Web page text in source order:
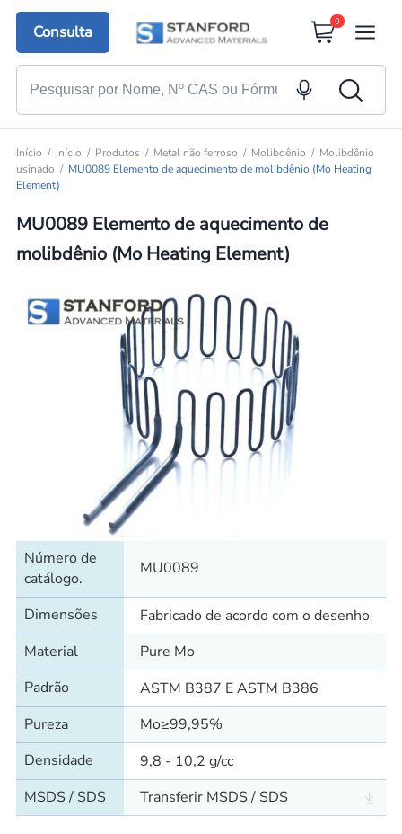
Consulta
0
Início Início Produtos Metal não ferroso Molibdênio
Molibdênio
usinado
MU0089 Elemento de aquecimento de molibdênio (Mo Heating
Element)
MU0089 Elemento de aquecimento de
molibdênio (Mo Heating Element)
Número de
catálogo.
MU0089
Dimensões
Fabricado de acordo com o desenho
Material
Pure Mo
Padrão
ASTM B387 E ASTM B386
Pureza
Mo≥99,95%
Densidade
9,8 - 10,2 g/cc
MSDS / SDS
Transferir MSDS / SDS